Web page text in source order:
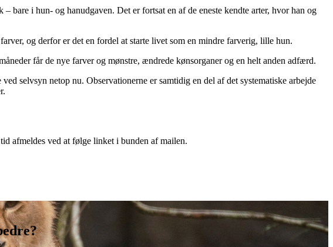
bare i hun- og hanudgaven. Det er fortsat en af de eneste kendte arter, hvor han og
og derfor er det en fordel at starte livet som en mindre farverig, lille hun.
får de nye farver og mønstre, ændrede kønsorganer og en helt anden adfærd.
selvsyn netop nu. Observationerne er samtidig en del af det systematiske arbejde
afmeldes ved at følge linket i bunden af mailen.